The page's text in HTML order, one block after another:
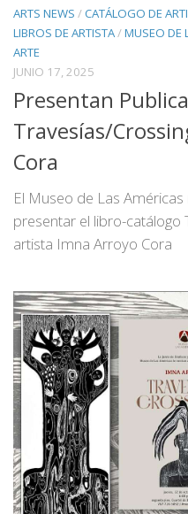
ARTS NEWS /CATÁLOGO DE
LIBROS DE ARTISTA/MUSEO DE
ARTE
JUNIO 17, 2025
Presentan
Travesías/
Cora
El Museo de Las
presentar el libro-catálogo
artista Imna Arroyo Cora